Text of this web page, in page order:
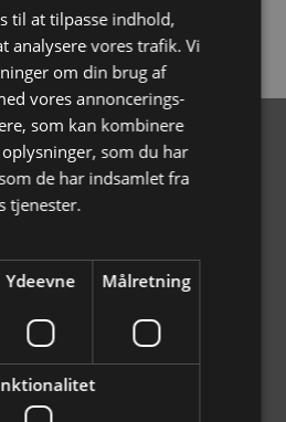
hvor du kan se vores nyeste
med rabatter og produkt
handel. Vi er godkendt Via.
til at tilpasse indhold,
analysere vores trafik. Vi
om din brug af
vores annoncerings-
som kan kombinere
som du har
de har indsamlet fra
tjenester.
Ydeevne Målretning